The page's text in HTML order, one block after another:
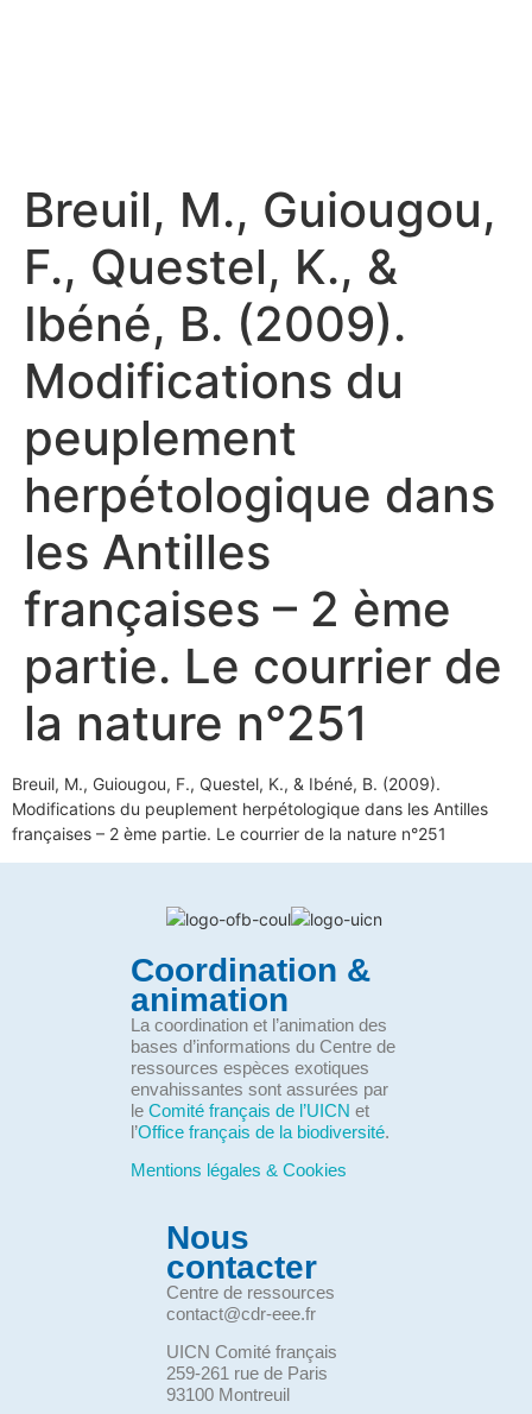
Breuil, M., Guiougou,
F., Questel, K., &
Ibéné, B. (2009).
Modifications du
peuplement
herpétologique dans
les Antilles
françaises – 2 ème
partie. Le courrier de
la nature n°251
Breuil, M., Guiougou, F., Questel, K., & Ibéné, B. (2009).
Modifications du peuplement herpétologique dans les Antilles
françaises – 2 ème partie. Le courrier de la nature n°251
Coordination &
animation
La coordination et l’animation des
bases d’informations du Centre de
ressources espèces exotiques
envahissantes sont assurées par
le Comité français de l’UICN et
l’Office français de la biodiversité.
Mentions légales & Cookies
Nous
contacter
Centre de ressources
contact@cdr-eee.fr
UICN Comité français
259-261 rue de Paris
93100 Montreuil